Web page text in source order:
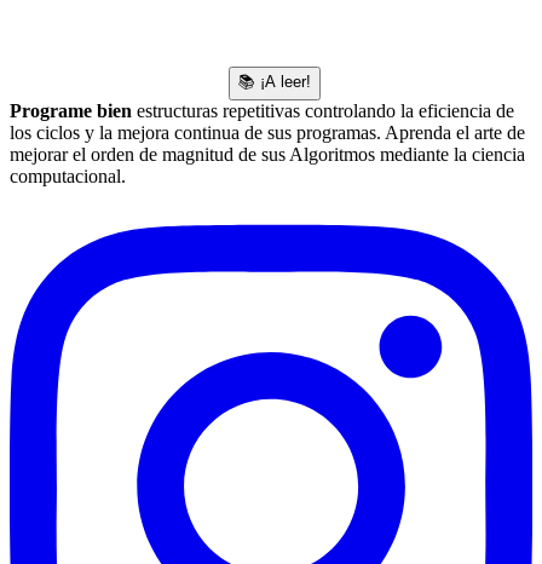
📚 ¡A leer!
Programe bien estructuras repetitivas controlando la eficiencia de
los ciclos y la mejora continua de sus programas. Aprenda el arte de
mejorar el orden de magnitud de sus Algoritmos mediante la ciencia
computacional.